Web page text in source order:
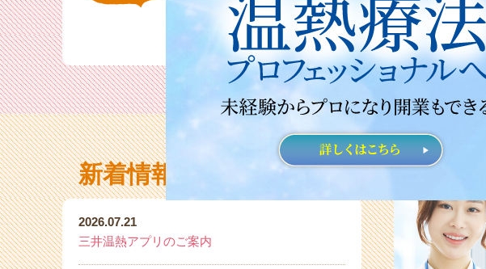
知る
新着情報
2026.07.21
三井温熱アプリのご案内